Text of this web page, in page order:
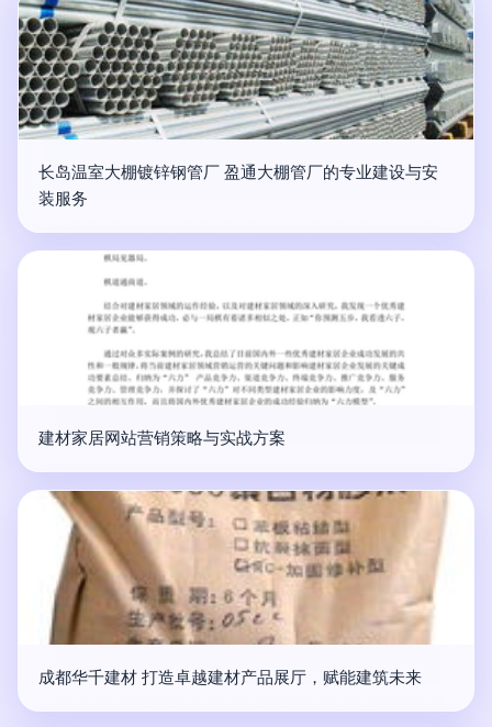
长岛温室大棚镀锌钢管厂 盈通大棚管厂的专业建设与安
装服务
建材家居网站营销策略与实战方案
成都华千建材 打造卓越建材产品展厅，赋能建筑未来